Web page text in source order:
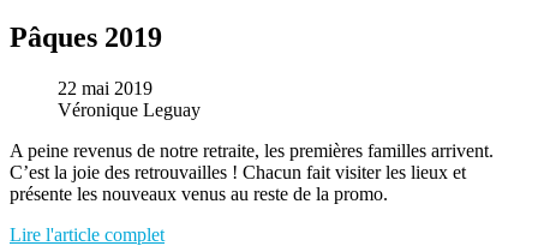
Pâques 2019
22 mai 2019
Véronique Leguay
A peine revenus de notre retraite, les premières familles arrivent.
C’est la joie des retrouvailles ! Chacun fait visiter les lieux et
présente les nouveaux venus au reste de la promo.
Lire l'article complet